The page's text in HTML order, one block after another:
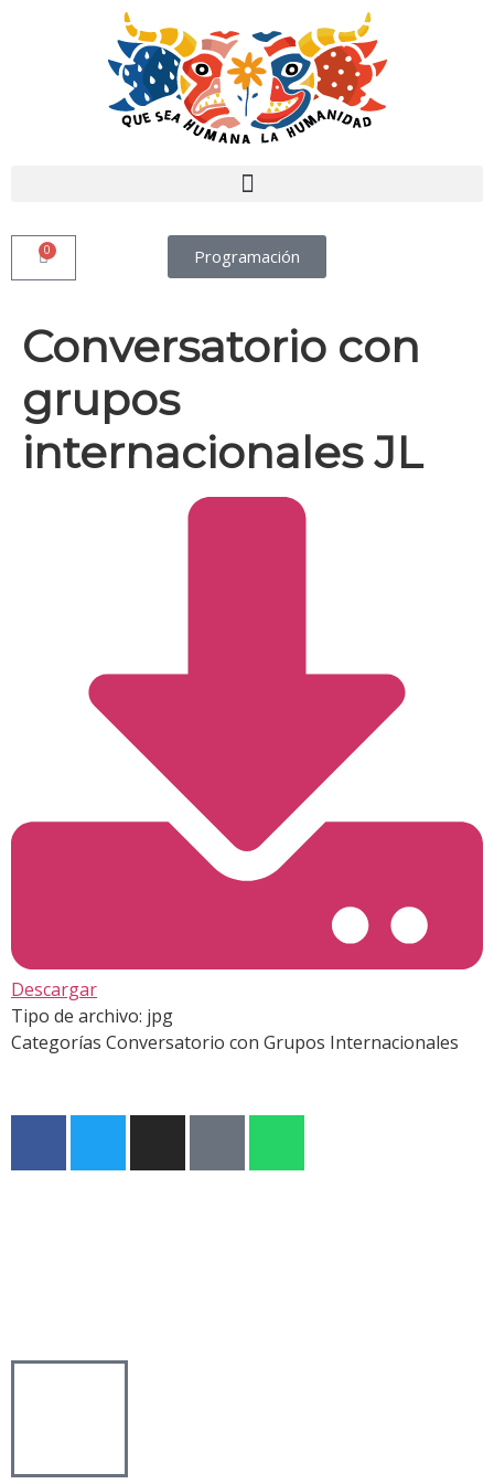
Programación
0
Conversatorio con
grupos
internacionales JL
Descargar
Tipo de archivo: jpg
Categorías Conversatorio con Grupos Internacionales